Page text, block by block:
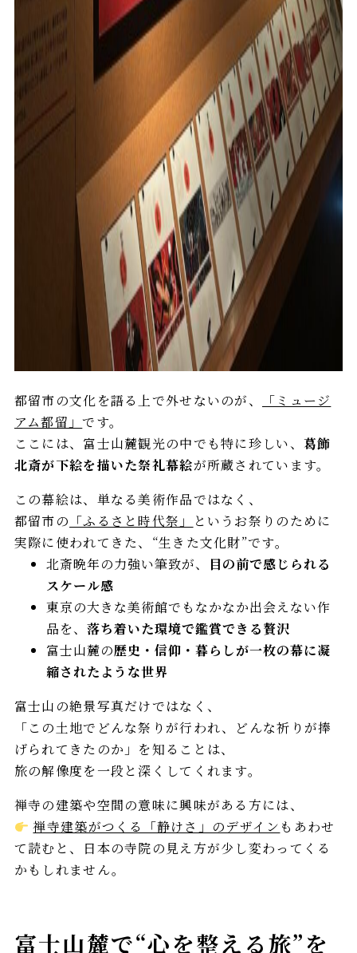
都留市の文化を語る上で外せないのが、
「ミュージ
アム都留」です。
ここには、富士山麓観光の中でも特に珍しい、 葛飾
北斎が下絵を描いた祭礼幕絵が所蔵されています。
この幕絵は、単なる美術作品ではなく、
都留市の 「ふるさと時代祭」
というお祭りのために
実際に使われてきた、“生きた文化財”です。
北斎晩年の力強い筆致が、
目の前で感じられる
スケール感
東京の大きな美術館でもなかなか出会えない作
品を、 落ち着いた環境で鑑賞できる贅沢
富士山麓の歴史・信仰・暮らしが一枚の幕に凝
縮されたような世界
富士山の絶景写真だけではなく、
「この土地でどんな祭りが行われ、どんな祈りが捧
げられてきたのか」を知ることは、
旅の解像度を一段と深くしてくれます。
禅寺の建築や空間の意味に興味がある方には、
禅寺建築がつくる「静けさ」のデザイン もあわせ
て読むと、日本の寺院の見え方が少し変わってくる
かもしれません。
富士山麓で“心を整える旅”を